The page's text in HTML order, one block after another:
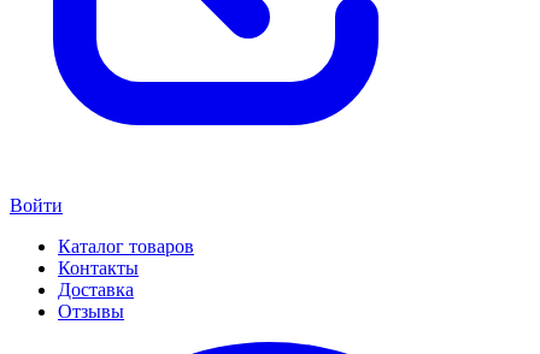
Войти
Каталог товаров
Контакты
Доставка
Отзывы